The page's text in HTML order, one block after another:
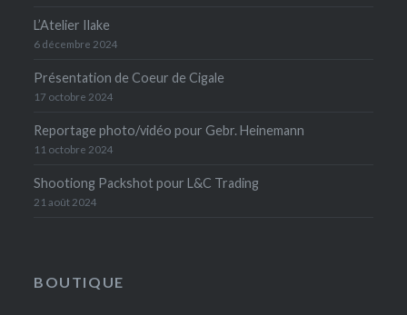
L’Atelier Ilake
6 décembre 2024
Présentation de Coeur de Cigale
17 octobre 2024
Reportage photo/vidéo pour Gebr. Heinemann
11 octobre 2024
Shootiong Packshot pour L&C Trading
21 août 2024
BOUTIQUE